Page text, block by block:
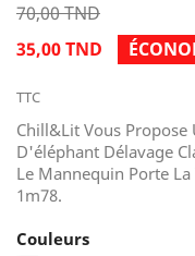
70,00 TND
35,00 TND
TTC
Chill&Lit Vous Propose
D'éléphant Délavage
Le Mannequin Porte
1m78.
Couleurs